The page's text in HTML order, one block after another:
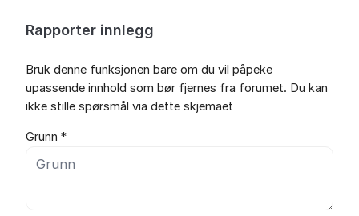
Rapporter innlegg
Bruk denne funksjonen bare om du vil påpeke
upassende innhold som bør fjernes fra forumet. Du kan
ikke stille spørsmål via dette skjemaet
Grunn *